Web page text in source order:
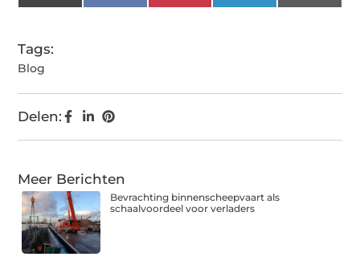
(Twitter)
Tags:
Blog
Delen:
Meer Berichten
Bevrachting binnenscheepvaart als
schaalvoordeel voor verladers